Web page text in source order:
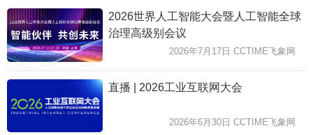
2026世界人工智能大会暨人工智能全球
治理高级别会议
2026年7月17日 CCTIME飞象网
直播 | 2026工业互联网大会
2026年6月30日 CCTIME飞象网